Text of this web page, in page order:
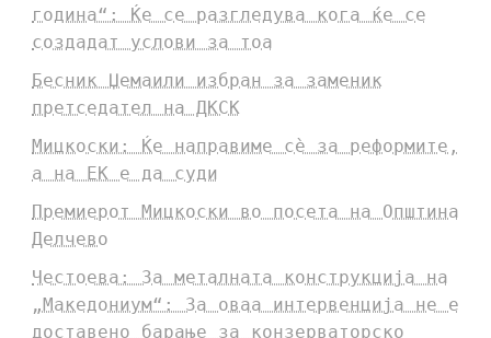
година“: Ќе се разгледува кога ќе се
создадат услови за тоа
Бесник Џемаили избран за заменик
претседател на ДКСК
Мицкоски: Ќе направиме сè за реформите,
а на ЕК е да суди
Премиерот Мицкоски во посета на Општина
Делчево
Честоева: За металната конструкција на
„Македониум“: За оваа интервенција не е
доставено барање за конзерваторско